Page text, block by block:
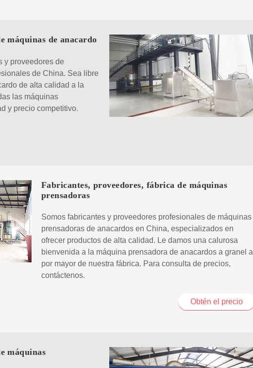
máquinas de anacardo
y proveedores de
de China. Sea libre
de alta calidad a la
las máquinas
y precio competitivo.
Fabricantes, proveedores, fábrica de máquinas
prensadoras
Somos fabricantes y proveedores profesionales de máquinas
prensadoras de anacardos en China, especializados en
ofrecer productos de alta calidad. Le damos una calurosa
bienvenida a la máquina prensadora de anacardos a granel al
por mayor de nuestra fábrica. Para consulta de precios,
contáctenos.
Obtén el precio
máquinas